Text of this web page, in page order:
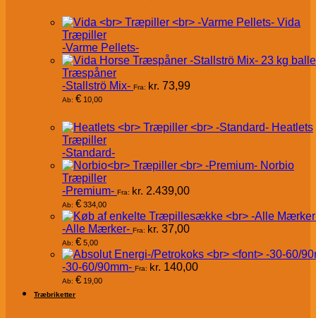
Vida
Træpiller
-Varme Pellets-
Træspåner
-Stallströ Mix- Fra: kr. 73,99
Ab: € 10,00
Heatlets
Træpiller
-Standard-
Norbio
Træpiller
-Premium- Fra: kr. 2.439,00
Ab: € 334,00
-Alle Mærker- Fra: kr. 37,00
Ab: € 5,00
-30-60/90mm- Fra: kr. 140,00
Ab: € 19,00
Træbriketter